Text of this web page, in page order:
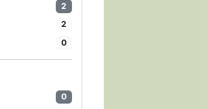
2
2
0
0